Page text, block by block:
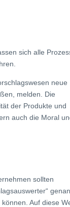
sich alle
neue
melden. Die
der Produkte und
auch die Moral
sollten
Auf diese